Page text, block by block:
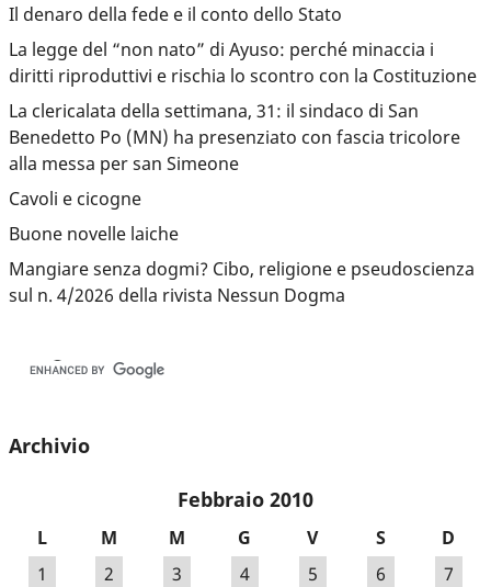
Il denaro della fede e il conto dello Stato
La legge del “non nato” di Ayuso: perché minaccia i
diritti riproduttivi e rischia lo scontro con la Costituzione
La clericalata della settimana, 31: il sindaco di San
Benedetto Po (MN) ha presenziato con fascia tricolore
alla messa per san Simeone
Cavoli e cicogne
Buone novelle laiche
Mangiare senza dogmi? Cibo, religione e pseudoscienza
sul n. 4/2026 della rivista Nessun Dogma
Archivio
Febbraio 2010
L M M G V S
D
1
2 3 4 5 6
7